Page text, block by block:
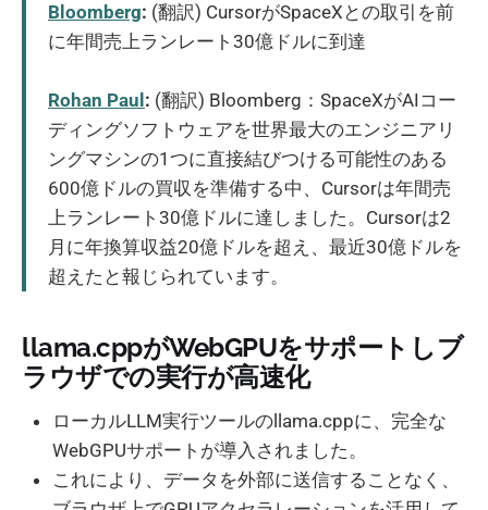
Bloomberg: (翻訳) CursorがSpaceXとの取引を前
に年間売上ランレート30億ドルに到達
Rohan Paul : (翻訳) Bloomberg：SpaceXがAIコー
ディングソフトウェアを世界最大のエンジニアリ
ングマシンの1つに直接結びつける可能性のある
600億ドルの買収を準備する中、Cursorは年間売
上ランレート30億ドルに達しました。Cursorは2
月に年換算収益20億ドルを超え、最近30億ドルを
超えたと報じられています。
llama.cppがWebGPUをサポートしブ
ラウザでの実行が高速化
ローカルLLM実行ツールのllama.cppに、完全な
WebGPUサポートが導入されました。
これにより、データを外部に送信することなく、